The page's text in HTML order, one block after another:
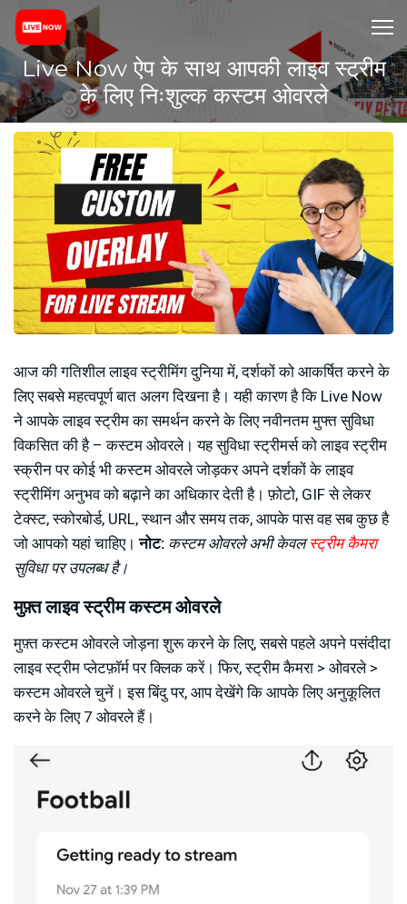
Live Now ऐप के साथ आपकी लाइव स्ट्रीम
के लिए निःशुल्क कस्टम ओवरले
आज की गतिशील लाइव स्ट्रीमिंग दुनिया में, दर्शकों को आकर्षित करने के
लिए सबसे महत्वपूर्ण बात अलग दिखना है। यही कारण है कि Live Now
ने आपके लाइव स्ट्रीम का समर्थन करने के लिए नवीनतम मुफ्त सुविधा
विकसित की है – कस्टम ओवरले। यह सुविधा स्ट्रीमर्स को लाइव स्ट्रीम
स्क्रीन पर कोई भी कस्टम ओवरले जोड़कर अपने दर्शकों के लाइव
स्ट्रीमिंग अनुभव को बढ़ाने का अधिकार देती है। फ़ोटो, GIF से लेकर
टेक्स्ट, स्कोरबोर्ड, URL, स्थान और समय तक, आपके पास वह सब कुछ है
जो आपको यहां चाहिए।नोट: कस्टम ओवरले अभी केवलस्ट्रीम कैमरा
सुविधा पर उपलब्ध है।
मुफ़्त लाइव स्ट्रीम कस्टम ओवरले
मुफ़्त कस्टम ओवरले जोड़ना शुरू करने के लिए, सबसे पहले अपने पसंदीदा
लाइव स्ट्रीम प्लेटफ़ॉर्म पर क्लिक करें। फिर, स्ट्रीम कैमरा > ओवरले >
कस्टम ओवरले चुनें। इस बिंदु पर, आप देखेंगे कि आपके लिए अनुकूलित
करने के लिए 7 ओवरले हैं।